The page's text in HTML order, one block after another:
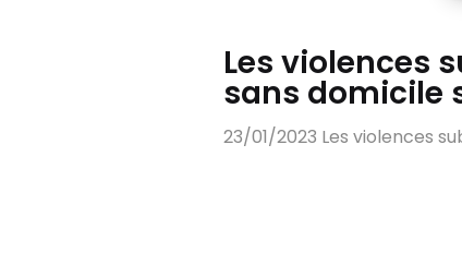
Les violences
sans domicile
23/01/2023 Les violences